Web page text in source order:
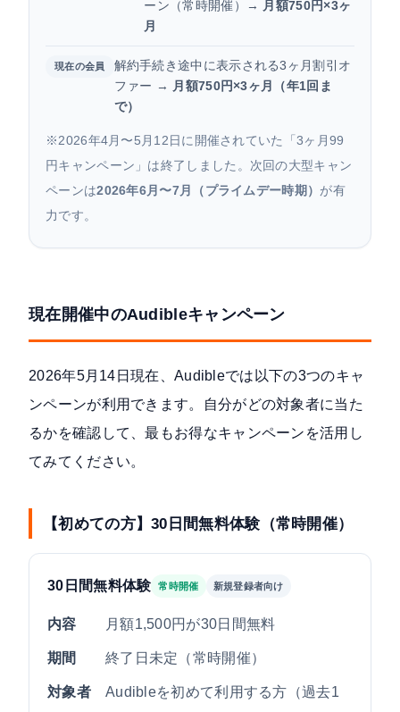
ーン（常時開催）→ 月額750円×3ヶ
月
現在の会員
解約手続き途中に表示される3ヶ月割引オ
ファー → 月額750円×3ヶ月（年1回ま
で）
※2026年4月〜5月12日に開催されていた「3ヶ月99
円キャンペーン」は終了しました。次回の大型キャン
ペーンは2026年6月〜7月（プライムデー時期） が有
力です。
現在開催中のAudibleキャンペーン
2026年5月14日現在、Audibleでは以下の3つのキャ
ンペーンが利用できます。自分がどの対象者に当た
るかを確認して、最もお得なキャンペーンを活用し
てみてください。
【初めての方】30日間無料体験（常時開催）
30日間無料体験 常時開催 新規登録者向け
内容 月額1,500円が30日間無料
期間 終了日未定（常時開催）
対象者
Audibleを初めて利用する方（過去1